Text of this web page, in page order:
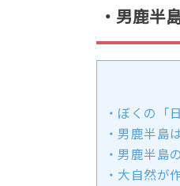
・男鹿半
・ぼくの「
・男鹿半島
・男鹿半島
・大自然が